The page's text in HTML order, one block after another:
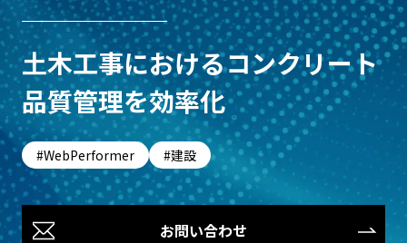
土木工事におけるコンクリート
品質管理を効率化
WebPerformer 建設
お問い合わせ